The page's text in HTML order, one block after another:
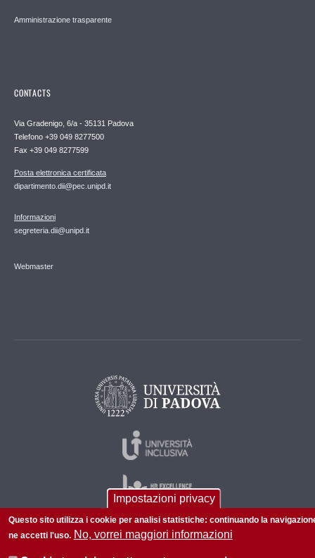
Amministrazione trasparente
CONTACTS
Via Gradenigo, 6/a - 35131 Padova
Telefono +39 049 8277500
Fax +39 049 8277599
Posta elettronica certificata
dipartimento.dii@pec.unipd.it
Informazioni
segreteria.dii@unipd.it
Webmaster
Impostazioni privacy
Questo sito utilizza i cookie per analisi statistiche: continuando la
ne accetti l'uso. No, vorrei maggiori informazioni